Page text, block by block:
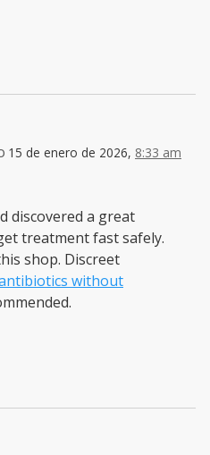
15 de enero de 2026, 8:33 am
discovered a great
treatment fast safely.
shop. Discreet
without